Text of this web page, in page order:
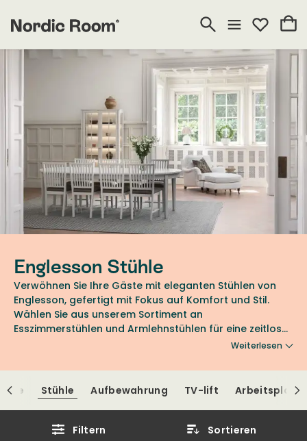
Englesson Stühle
Verwöhnen Sie Ihre Gäste mit eleganten Stühlen von
Englesson, gefertigt mit Fokus auf Komfort und Stil.
Wählen Sie aus unserem Sortiment an
Esszimmerstühlen und Armlehnstühlen für eine zeitlose
Weiterlesen
Stühle Aufbewahrung TV-lift Arbeitsplatz
Filtern Sortieren